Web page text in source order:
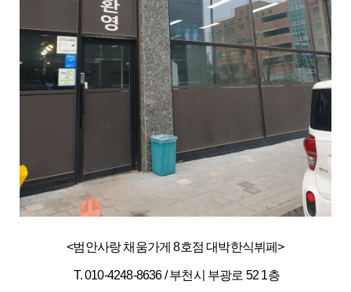
<범안사랑 채움가게 8호점 대박한식뷔페>
T. 010-4248-8636 / 부천시 부광로 52 1층